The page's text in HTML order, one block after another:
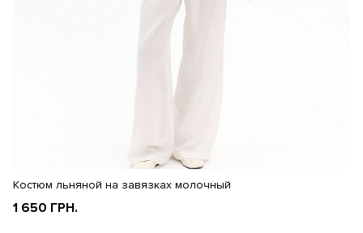
Костюм льняной на завязках молочный
1 650 ГРН.